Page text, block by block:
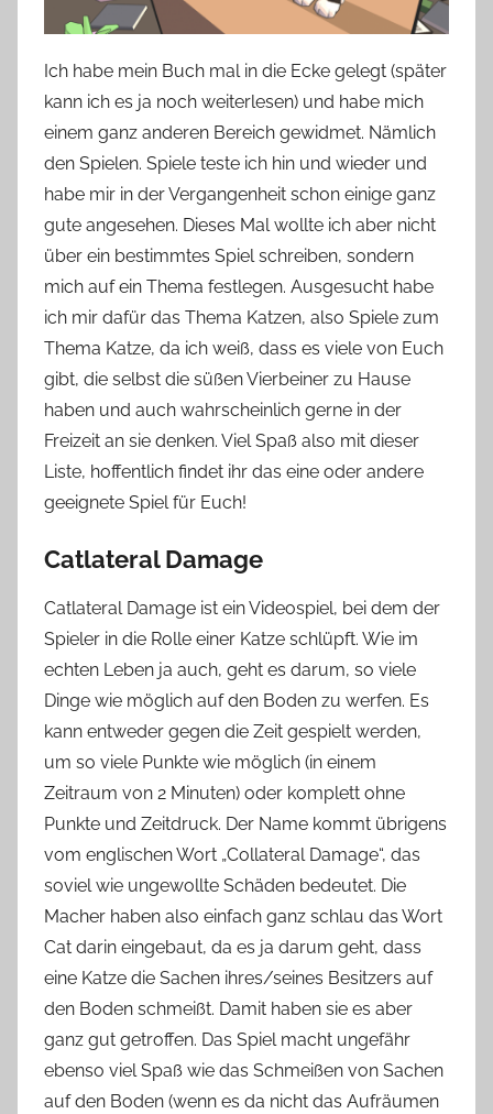
n
e
Ich habe mein Buch mal in die Ecke gelegt (später
kann ich es ja noch weiterlesen) und habe mich
einem ganz anderen Bereich gewidmet. Nämlich
den Spielen. Spiele teste ich hin und wieder und
habe mir in der Vergangenheit schon einige ganz
gute angesehen. Dieses Mal wollte ich aber nicht
über ein bestimmtes Spiel schreiben, sondern
mich auf ein Thema festlegen. Ausgesucht habe
ich mir dafür das Thema Katzen, also Spiele zum
Thema Katze, da ich weiß, dass es viele von Euch
gibt, die selbst die süßen Vierbeiner zu Hause
haben und auch wahrscheinlich gerne in der
Freizeit an sie denken. Viel Spaß also mit dieser
Liste, hoffentlich findet ihr das eine oder andere
geeignete Spiel für Euch!
Catlateral Damage
Catlateral Damage ist ein Videospiel, bei dem der
Spieler in die Rolle einer Katze schlüpft. Wie im
echten Leben ja auch, geht es darum, so viele
Dinge wie möglich auf den Boden zu werfen. Es
kann entweder gegen die Zeit gespielt werden,
um so viele Punkte wie möglich (in einem
Zeitraum von 2 Minuten) oder komplett ohne
Punkte und Zeitdruck. Der Name kommt übrigens
vom englischen Wort „Collateral Damage“, das
soviel wie ungewollte Schäden bedeutet. Die
Macher haben also einfach ganz schlau das Wort
Cat darin eingebaut, da es ja darum geht, dass
eine Katze die Sachen ihres/seines Besitzers auf
den Boden schmeißt. Damit haben sie es aber
ganz gut getroffen. Das Spiel macht ungefähr
ebenso viel Spaß wie das Schmeißen von Sachen
auf den Boden (wenn es da nicht das Aufräumen